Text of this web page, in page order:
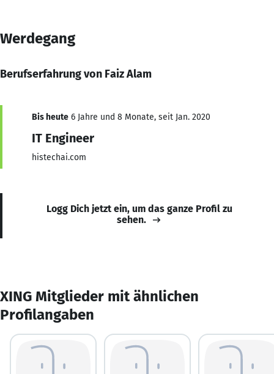
Werdegang
Berufserfahrung von Faiz Alam
Bis heute 6 Jahre und 8 Monate, seit Jan. 2020
IT Engineer
histechai.com
Logg Dich jetzt ein, um das ganze Profil zu
sehen.
XING Mitglieder mit ähnlichen
Profilangaben